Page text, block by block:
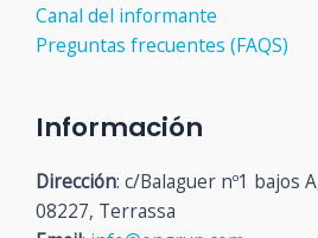
Canal del informante
Preguntas frecuentes (FAQS)
Información
Dirección: c/Balaguer nº1 bajos
08227, Terrassa